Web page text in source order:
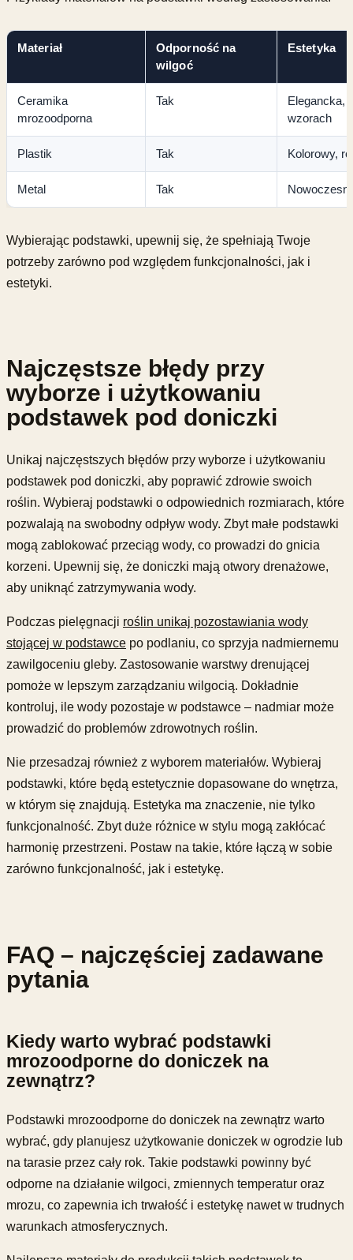
Materiał
Odporność na
wilgoć
Estetyka
Ceramika
mrozoodporna
Tak
Elegancka,
wzorach
Plastik Tak Kolorowy,
Metal Tak
Wybierając podstawki, upewnij się, że spełniają Twoje
potrzeby zarówno pod względem funkcjonalności, jak i
estetyki.
Najczęstsze błędy przy
wyborze i użytkowaniu
podstawek pod doniczki
Unikaj najczęstszych błędów przy wyborze i użytkowaniu
podstawek pod doniczki, aby poprawić zdrowie swoich
roślin. Wybieraj podstawki o odpowiednich rozmiarach, które
pozwalają na swobodny odpływ wody. Zbyt małe podstawki
mogą zablokować przeciąg wody, co prowadzi do gnicia
korzeni. Upewnij się, że doniczki mają otwory drenażowe,
aby uniknąć zatrzymywania wody.
Podczas pielęgnacji roślin unikaj pozostawiania wody
stojącej w podstawce po podlaniu, co sprzyja nadmiernemu
zawilgoceniu gleby. Zastosowanie warstwy drenującej
pomoże w lepszym zarządzaniu wilgocią. Dokładnie
kontroluj, ile wody pozostaje w podstawce – nadmiar może
prowadzić do problemów zdrowotnych roślin.
Nie przesadzaj również z wyborem materiałów. Wybieraj
podstawki, które będą estetycznie dopasowane do wnętrza,
w którym się znajdują. Estetyka ma znaczenie, nie tylko
funkcjonalność. Zbyt duże różnice w stylu mogą zakłócać
harmonię przestrzeni. Postaw na takie, które łączą w sobie
zarówno funkcjonalność, jak i estetykę.
FAQ – najczęściej zadawane
pytania
Kiedy warto wybrać podstawki
mrozoodporne do doniczek na
zewnątrz?
Podstawki mrozoodporne do doniczek na zewnątrz warto
wybrać, gdy planujesz użytkowanie doniczek w ogrodzie lub
na tarasie przez cały rok. Takie podstawki powinny być
odporne na działanie wilgoci, zmiennych temperatur oraz
mrozu, co zapewnia ich trwałość i estetykę nawet w trudnych
warunkach atmosferycznych.